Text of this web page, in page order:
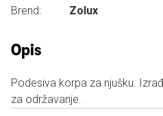
Brend:
Zolux
Opis
Podesiva korpa za njušku.
za održavanje.